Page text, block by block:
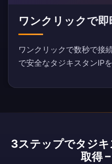
ワンクリックで即
ワンクリックで数秒で接
で安全なタジキスタンIP
3ステップでタジ
取得